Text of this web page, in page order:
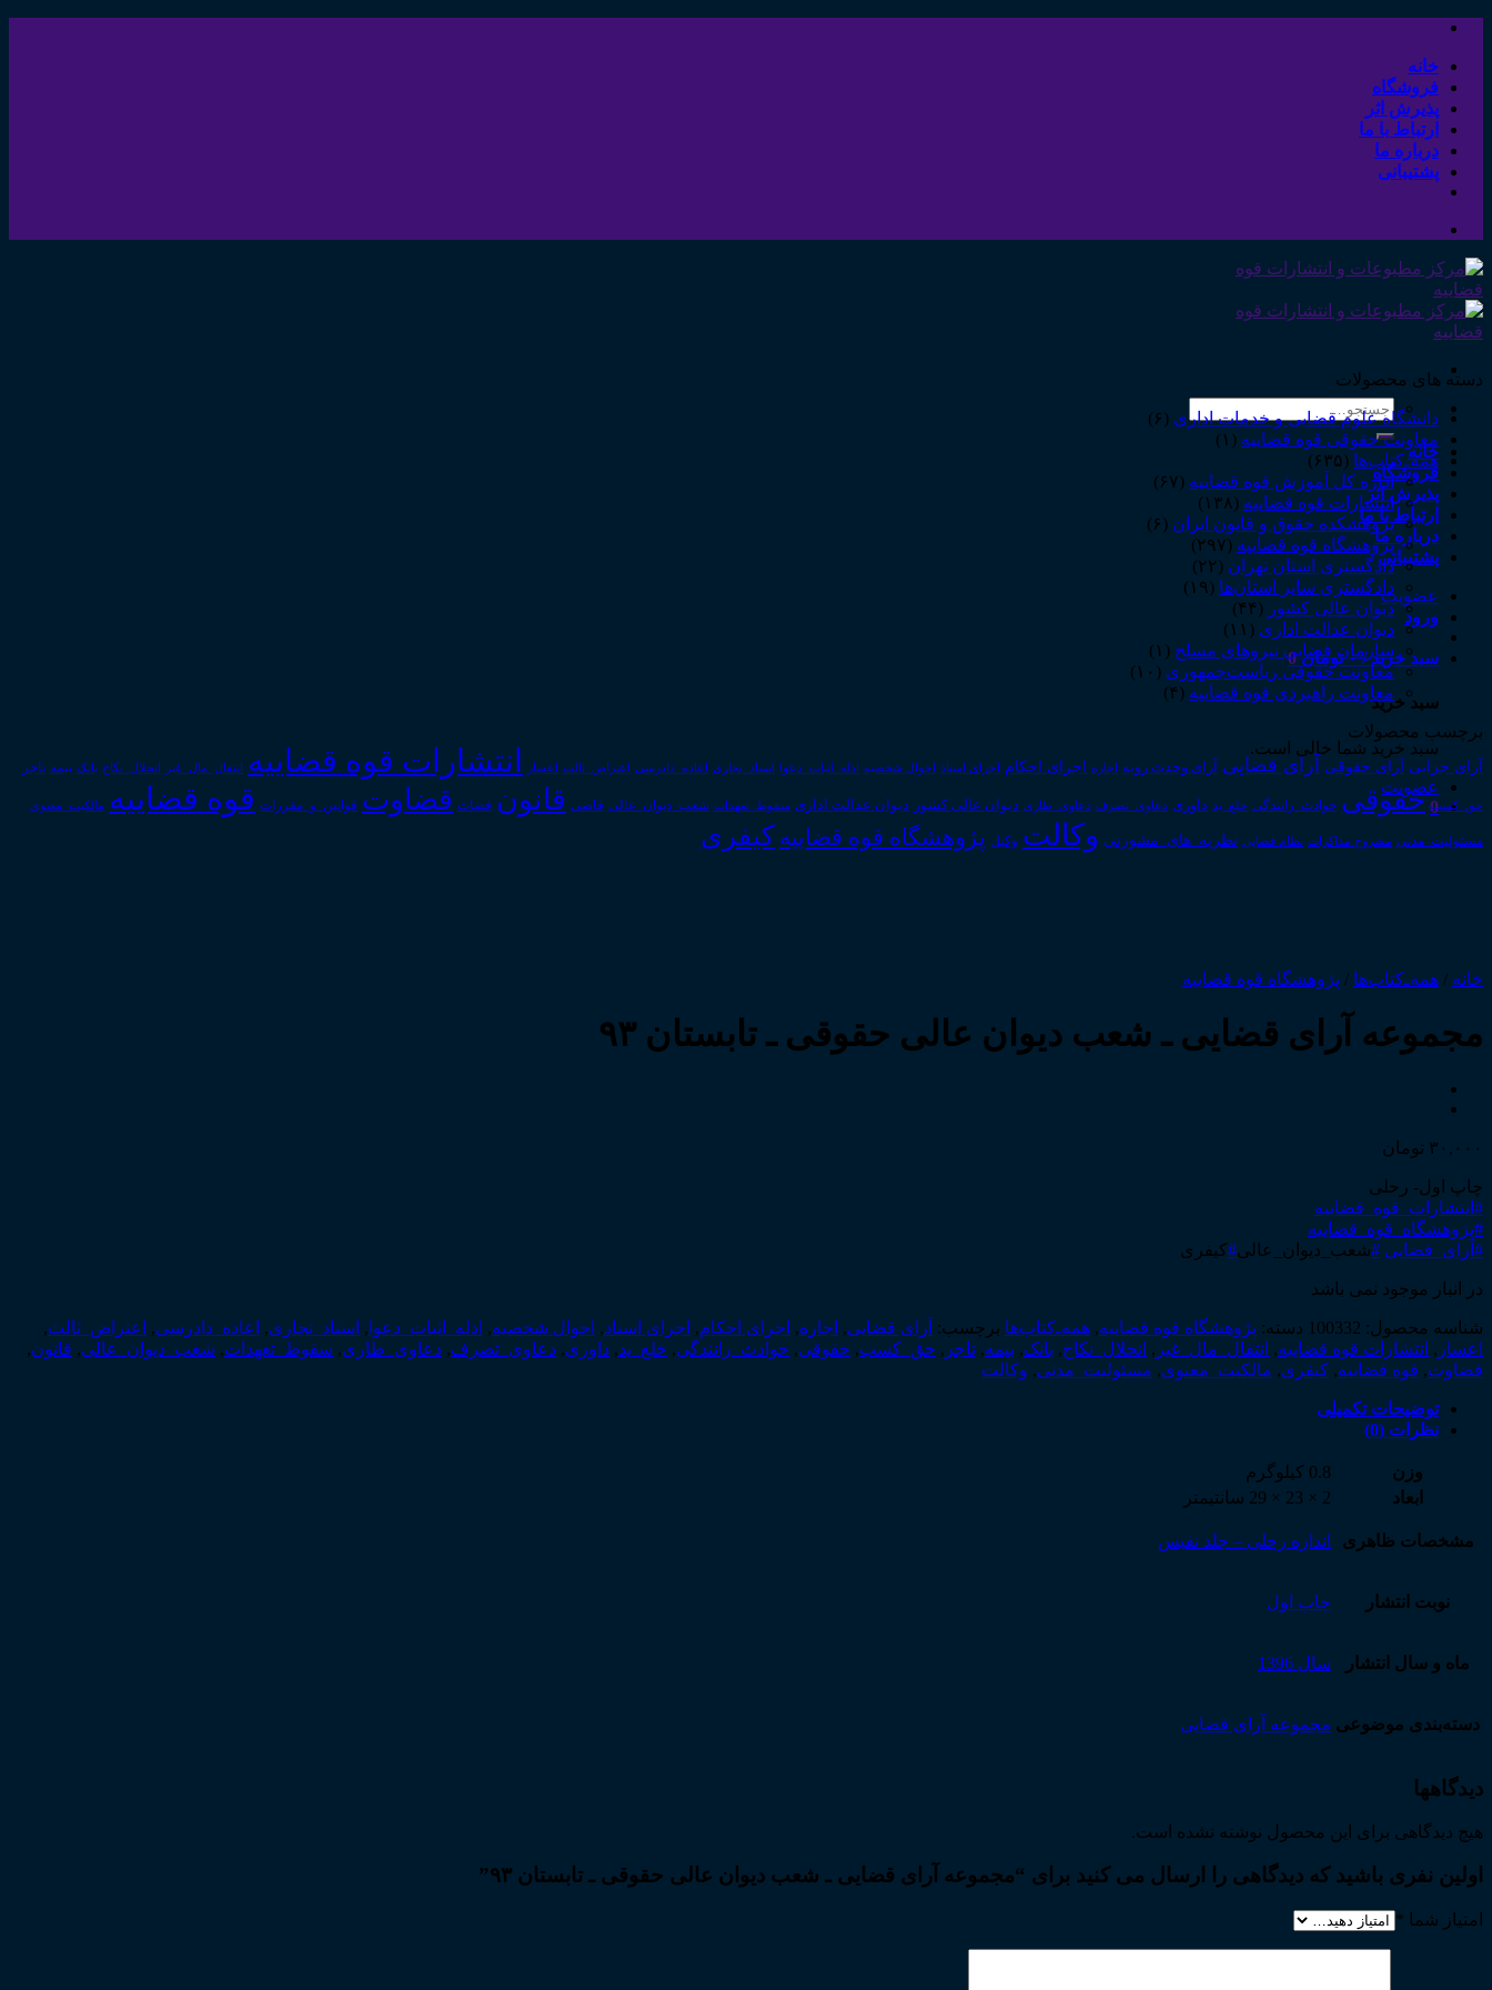
Skip
contentخانه
فروشگاه
پذیرش اثر
ارتباط با ما
درباره ما
پشتیبانی
جستجو
برای:
خانه
فروشگاه
پذیرش اثر
ارتباط با ما
درباره ما
پشتیبانی
عضویت
ورود
سبد خرید /۰ تومان 0
سبد خرید
سبد خرید شما خالی است.
عضویت
0
دسته های محصولات
دانشگاه علوم قضایی و خدمات اداری (۶)
معاونت حقوقی قوه قضاییه (۱)
همه‌ـ‌کتاب‌ها (۶۳۵)
اداره کل آموزش قوه قضاییه (۶۷)
انتشارات قوه قضاییه (۱۳۸)
پژوهشکده حقوق و قانون ایران (۶)
پژوهشگاه قوه قضاییه (۲۹۷)
دادگستری استان تهران (۲۲)
دادگستری سایر استان‌ها (۱۹)
دیوان عالی کشور (۴۴)
دیوان عدالت اداری (۱۱)
سازمان قضایی نیروهای مسلح (۱)
معاونت حقوقی ریاست‌جمهوری (۱۰)
معاونت راهبردی قوه قضاییه (۴)
برچسب محصولات
آرای جزایی آرای حقوقی آرای قضایی آرای وحدت رویه اجاره اجرای احکام اجرای اسناد احوال شخصیه ادله_اثبات_دعوا اسناد_تجاری اعاده_دادرسی اعتراض_ثالث اعسار انتشارات قوه قضاییه انتقال_مال_غیر انحلال_نکاح بانک بیمه تاجر
حق_کسب حقوقی حوادث_رانندگی خلع_ید داوری دعاوی_تصرف دعاوی_طاری دیوان عالی کشور دیوان عدالت اداری سقوط_تعهدات شعب_دیوان_عالی قاضی قانون قضات قضاوت قوانین_و_مقررات قوه قضاییه مالکیت_معنوی
مسئولیت_مدنی مشروح مذاکرات نظام قضایی نظریه_های_مشورتی وکالت وکیل پژوهشگاه قوه قضاییه کیفری
خانه / همه‌ـ‌کتاب‌ها / پژوهشگاه قوه قضاییه
مجموعه آرای قضایی ـ شعب دیوان عالی حقوقی ـ تابستان ۹۳
۳۰,۰۰۰ تومان
چاپ اول- رحلی
#انتشارات_قوه_قضاییه
#پژوهشگاه_قوه_قضاییه
#آرای_قضایی #شعب_دیوان_عالی#کیفری
در انبار موجود نمی باشد
شناسه محصول: 100332 دسته: پژوهشگاه قوه قضاییه, همه‌ـ‌کتاب‌ها برچسب: آرای قضایی, اجاره, اجرای احکام, اجرای اسناد, احوال شخصیه, ادله_اثبات_دعوا , اسناد_تجاری, اعاده_دادرسی, اعتراض_ثالث,
اعسار , انتشارات قوه قضاییه, انتقال_مال_غیر , انحلال_نکاح, بانک, بیمه, تاجر , حق_کسب, حقوقی, حوادث_رانندگی, خلع_ید, داوری, دعاوی_تصرف, دعاوی_طاری, سقوط_تعهدات, شعب_دیوان_عالی, قانون,
قضاوت, قوه قضاییه, کیفری, مالکیت_معنوی, مسئولیت_مدنی, وکالت
توضیحات تکمیلی
نظرات (0)
وزن
0.8 کیلوگرم
ابعاد
2 × 23 × 29 سانتیمتر
مشخصات ظاهری اندازه رحلی – جلد نفیس
نوبت انتشار چاپ اول
ماه و سال انتشار سال 1396
دسته‌بندی موضوعی مجموعه آرای قضایی
دیدگاهها
هیچ دیدگاهی برای این محصول نوشته نشده است.
اولین نفری باشید که دیدگاهی را ارسال می کنید برای “مجموعه آرای قضایی ـ شعب دیوان عالی حقوقی ـ تابستان ۹۳”
امتیاز شما *